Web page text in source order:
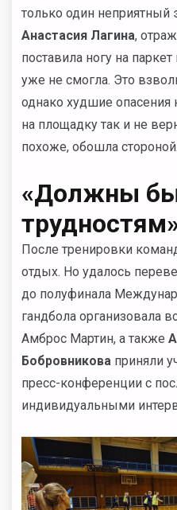
только один неприятный
Анастасия Лагина,
поставила ногу на
уже не смогла. Это
однако худшие опасения
на площадку так и не
похоже, обошла стороной.
«Должны
После тренировки
отдых. Но удалось
до полуфинала
гандбола организовала
Амброс Мартин, а также
Бобровникова приняли
пресс-конференции с
индивидуальными